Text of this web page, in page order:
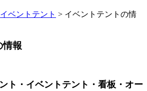
イベントテント > イベントテントの情
情報
ト・イベントテント・看板・オー